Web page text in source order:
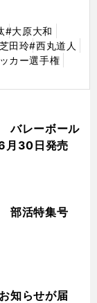
#大原大和
田玲#西丸道人
カー選手権
バレーボール
30日発売
部活特集号
知らせが届